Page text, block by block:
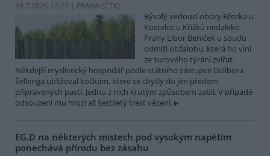
29.7.2026 12:27 | PRAHA (ČTK)
Bývalý vedoucí obory Březka u
Kostelce u Křížků nedaleko
Prahy Libor Beníček u soudu
odmítl obžalobu, která ho viní
ze surového týrání zvířat.
Někdejší myslivecký hospodář podle státního zástupce Dalibora
Šellenga ubližoval kočkám, které se chytly do jím předem
připravených pastí. Jednu z nich krutým způsobem zabil. V případě
odsouzení mu hrozí až šestiletý trest vězení.
EG.D na některých místech pod vysokým napětím
ponechává přírodu bez zásahu